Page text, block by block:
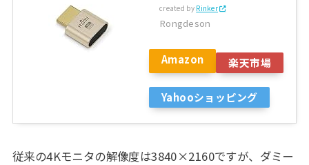
DDC EDID エミュレータコ
ネクター 1個
1920×1080~4096×2160
対応 ゴールド
created by Rinker
Rongdeson
Amazon 楽天市場
Yahooショッピング
従来の4Kモニタの解像度は3840×2160ですが、ダミー